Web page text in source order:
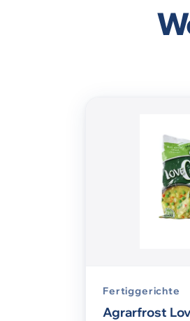
Fertiggerichte
Agrarfrost